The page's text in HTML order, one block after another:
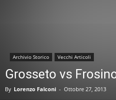
Archivio Storico Vecchi Articoli
Grosseto vs
By Lorenzo Falconi - Ottobre 27, 2013